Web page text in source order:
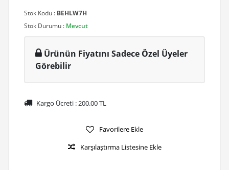
Stok Kodu : BEHLW7H
Stok Durumu : Mevcut
Ürünün Fiyatını Sadece Özel Üyeler
Görebilir
Kargo Ücreti :200.00TL
Favorilere Ekle
Karşılaştırma Listesine Ekle